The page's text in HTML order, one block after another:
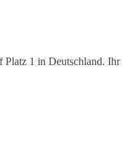
Platz 1 in Deutschland. Ihr